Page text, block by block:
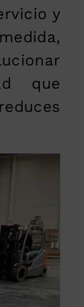
y
que